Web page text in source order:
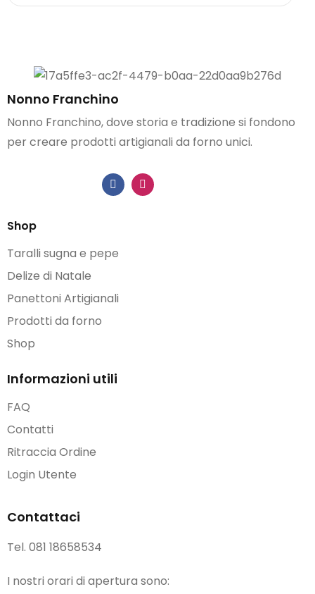
Nonno Franchino
Nonno Franchino, dove storia e tradizione si fondono
per creare prodotti artigianali da forno unici.
Shop
Taralli sugna e pepe
Delize di Natale
Panettoni Artigianali
Prodotti da forno
Shop
Informazioni utili
FAQ
Contatti
Ritraccia Ordine
Login Utente
Contattaci
Tel. 081 18658534
I nostri orari di apertura sono: